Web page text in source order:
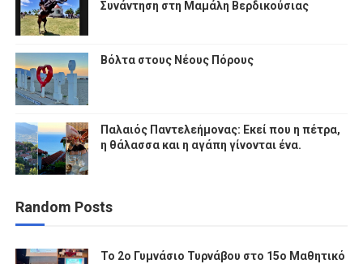
Συνάντηση στη Μαμάλη Βερδικούσιας
Βόλτα στους Νέους Πόρους
Παλαιός Παντελεήμονας: Εκεί που η πέτρα,
η θάλασσα και η αγάπη γίνονται ένα.
Random Posts
To 2ο Γυμνάσιο Τυρνάβου στο 15ο Μαθητικό